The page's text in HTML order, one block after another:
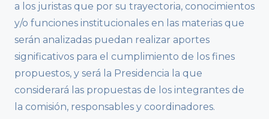
a los juristas que por su trayectoria, conocimientos
y/o funciones institucionales en las materias que
serán analizadas puedan realizar aportes
significativos para el cumplimiento de los fines
propuestos, y será la Presidencia la que
considerará las propuestas de los integrantes de
la comisión, responsables y coordinadores.